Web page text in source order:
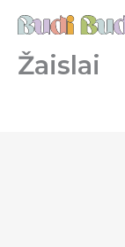
Žaislai